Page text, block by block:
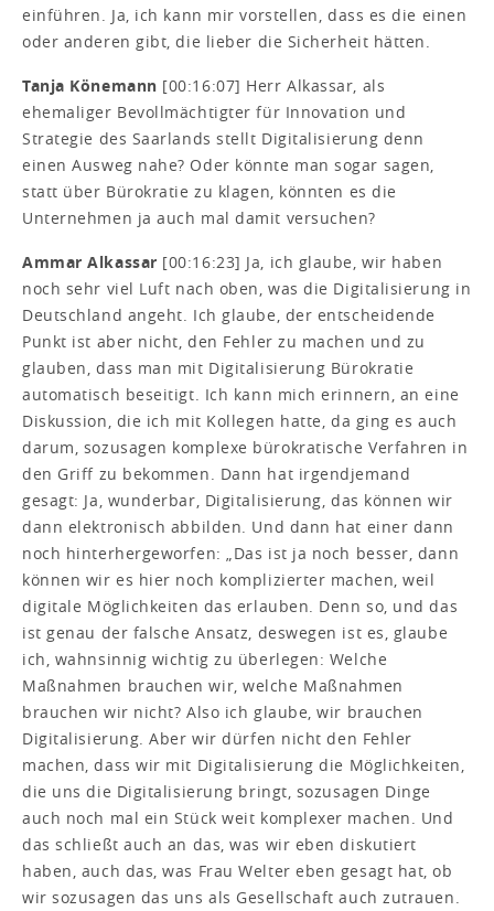
einführen. Ja, ich kann mir vorstellen, dass es die einen
oder anderen gibt, die lieber die Sicherheit hätten.
Tanja Könemann [00:16:07] Herr Alkassar, als
ehemaliger Bevollmächtigter für Innovation und
Strategie des Saarlands stellt Digitalisierung denn
einen Ausweg nahe? Oder könnte man sogar sagen,
statt über Bürokratie zu klagen, könnten es die
Unternehmen ja auch mal damit versuchen?
Ammar Alkassar [00:16:23] Ja, ich glaube, wir haben
noch sehr viel Luft nach oben, was die Digitalisierung in
Deutschland angeht. Ich glaube, der entscheidende
Punkt ist aber nicht, den Fehler zu machen und zu
glauben, dass man mit Digitalisierung Bürokratie
automatisch beseitigt. Ich kann mich erinnern, an eine
Diskussion, die ich mit Kollegen hatte, da ging es auch
darum, sozusagen komplexe bürokratische Verfahren in
den Griff zu bekommen. Dann hat irgendjemand
gesagt: Ja, wunderbar, Digitalisierung, das können wir
dann elektronisch abbilden. Und dann hat einer dann
noch hinterhergeworfen: „Das ist ja noch besser, dann
können wir es hier noch komplizierter machen, weil
digitale Möglichkeiten das erlauben. Denn so, und das
ist genau der falsche Ansatz, deswegen ist es, glaube
ich, wahnsinnig wichtig zu überlegen: Welche
Maßnahmen brauchen wir, welche Maßnahmen
brauchen wir nicht? Also ich glaube, wir brauchen
Digitalisierung. Aber wir dürfen nicht den Fehler
machen, dass wir mit Digitalisierung die Möglichkeiten,
die uns die Digitalisierung bringt, sozusagen Dinge
auch noch mal ein Stück weit komplexer machen. Und
das schließt auch an das, was wir eben diskutiert
haben, auch das, was Frau Welter eben gesagt hat, ob
wir sozusagen das uns als Gesellschaft auch zutrauen.